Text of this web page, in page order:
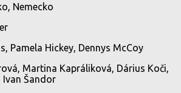
Nemecko
Pamela Hickey, Dennys McCoy
Martina Kapráliková, Dárius Koči,
Ivan Šandor